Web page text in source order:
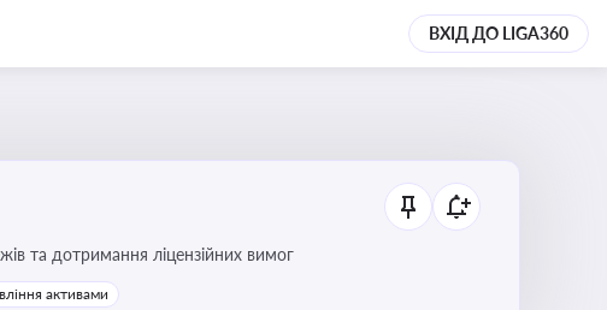
ВХІД ДО LIGA360
приймання платежів та дотримання ліцензійних вимог
активами